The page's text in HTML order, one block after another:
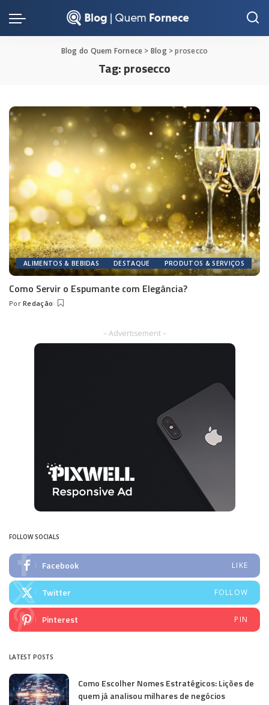
Blog do Quem Fornece > Blog>prosecco
Tag:prosecco
ALIMENTOS & BEBIDAS DESTAQUE PRODUTOS & SERVIÇOS
Como Servir o Espumante com Elegância?
Posted
Por Redação
– Advertisement –
FOLLOW SOCIALS
Facebook LIKE
Twitter FOLLOW
Pinterest PIN
LATEST POSTS
Como Escolher Nomes Estratégicos: Lições de
quem já analisou milhares de negócios